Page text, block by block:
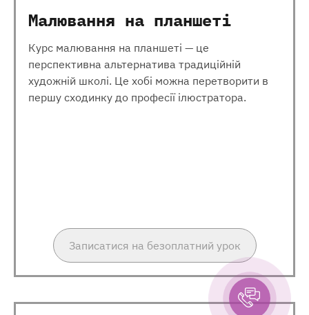
Малювання на планшеті
Курс малювання на планшеті — це
перспективна альтернатива традиційній
художній школі. Це хобі можна перетворити в
першу сходинку до професії ілюстратора.
Записатися на безоплатний урок